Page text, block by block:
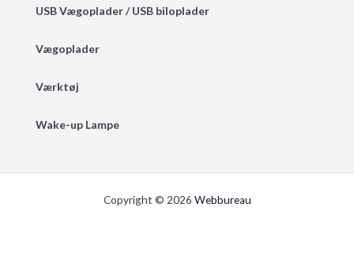
USB Vægoplader / USB biloplader
Vægoplader
Værktøj
Wake-up Lampe
Copyright © 2026 Webbureau